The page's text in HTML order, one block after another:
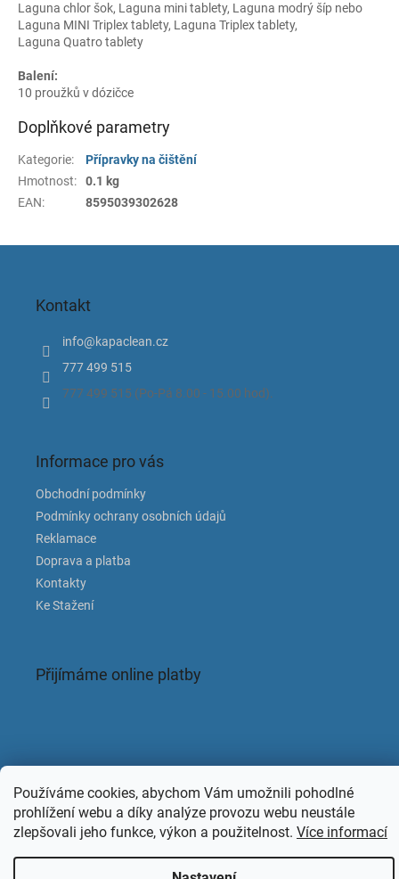
Používáme cookies, abychom Vám umožnili pohodlné
prohlížení webu a díky analýze provozu webu neustále
zlepšovali jeho funkce, výkon a použitelnost. Více informací
Laguna chlor šok, Laguna mini tablety, Laguna modrý šíp nebo
Laguna MINI Triplex tablety, Laguna Triplex tablety,
Laguna Quatro tablety
Balení:
10 proužků v dózičce
Doplňkové parametry
Kategorie:
Přípravky na čištění
Hmotnost:
0.1 kg
EAN: 8595039302628
Kontakt
info@kapaclean.cz
777 499 515
777 499 515 (Po-Pá 8.00 - 15.00 hod).
Informace pro vás
Obchodní podmínky
Podmínky ochrany osobních údajů
Reklamace
Doprava a platba
Kontakty
Ke Stažení
Přijímáme online platby
Facebook